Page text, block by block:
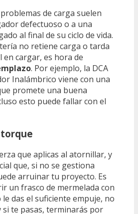
de carga suelen
defectuoso o a una
al final de su ciclo de vida.
no retiene carga o tarda
en cargar, es hora de
. Por ejemplo, la DCA
Inalámbrico viene con una
promete una buena
esto puede fallar con el
que aplicas al atornillar, y
que, si no se gestiona
arruinar tu proyecto. Es
un frasco de mermelada con
le das el suficiente empuje, no
te pasas, terminarás por